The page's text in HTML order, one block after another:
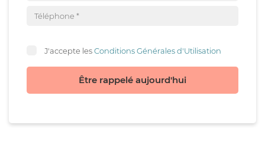
J'accepte lesConditions Générales d'Utilisation
Être rappelé aujourd'hui